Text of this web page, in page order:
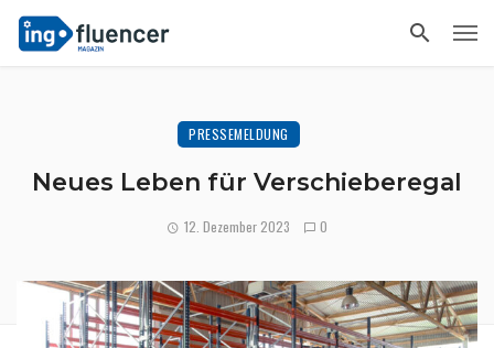
PRESSEMELDUNG
Neues Leben für Verschieberegal
12. Dezember 2023 0